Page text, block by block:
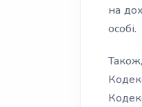
на
особі.